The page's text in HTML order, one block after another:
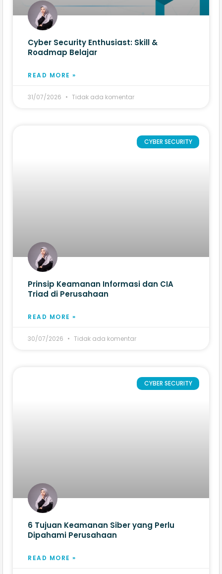
Cyber Security Enthusiast: Skill &
Roadmap Belajar
READ MORE »
31/07/2026 Tidak ada komentar
CYBER SECURITY
Prinsip Keamanan Informasi dan CIA
Triad di Perusahaan
READ MORE »
30/07/2026 Tidak ada komentar
CYBER SECURITY
6 Tujuan Keamanan Siber yang Perlu
Dipahami Perusahaan
READ MORE »